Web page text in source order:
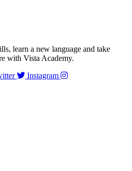
learn a new language and take
with Vista Academy.
Instagram